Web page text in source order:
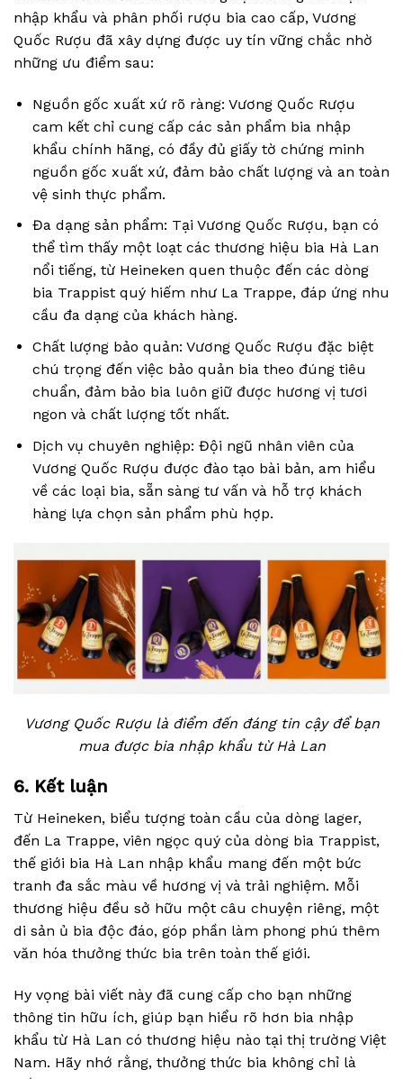
nhập khẩu và phân phối rượu bia cao cấp, Vương
Quốc Rượu đã xây dựng được uy tín vững chắc nhờ
những ưu điểm sau:
Nguồn gốc xuất xứ rõ ràng: Vương Quốc Rượu
cam kết chỉ cung cấp các sản phẩm bia nhập
khẩu chính hãng, có đầy đủ giấy tờ chứng minh
nguồn gốc xuất xứ, đảm bảo chất lượng và an toàn
vệ sinh thực phẩm.
Đa dạng sản phẩm: Tại Vương Quốc Rượu, bạn có
thể tìm thấy một loạt các thương hiệu bia Hà Lan
nổi tiếng, từ Heineken quen thuộc đến các dòng
bia Trappist quý hiếm như La Trappe, đáp ứng nhu
cầu đa dạng của khách hàng.
Chất lượng bảo quản: Vương Quốc Rượu đặc biệt
chú trọng đến việc bảo quản bia theo đúng tiêu
chuẩn, đảm bảo bia luôn giữ được hương vị tươi
ngon và chất lượng tốt nhất.
Dịch vụ chuyên nghiệp: Đội ngũ nhân viên của
Vương Quốc Rượu được đào tạo bài bản, am hiểu
về các loại bia, sẵn sàng tư vấn và hỗ trợ khách
hàng lựa chọn sản phẩm phù hợp.
Vương Quốc Rượu là điểm đến đáng tin cậy để bạn
mua được bia nhập khẩu từ Hà Lan
6. Kết luận
Từ Heineken, biểu tượng toàn cầu của dòng lager,
đến La Trappe, viên ngọc quý của dòng bia Trappist,
thế giới bia Hà Lan nhập khẩu mang đến một bức
tranh đa sắc màu về hương vị và trải nghiệm. Mỗi
thương hiệu đều sở hữu một câu chuyện riêng, một
di sản ủ bia độc đáo, góp phần làm phong phú thêm
văn hóa thưởng thức bia trên toàn thế giới.
Hy vọng bài viết này đã cung cấp cho bạn những
thông tin hữu ích, giúp bạn hiểu rõ hơn bia nhập
khẩu từ Hà Lan có thương hiệu nào tại thị trường Việt
Nam. Hãy nhớ rằng, thưởng thức bia không chỉ là